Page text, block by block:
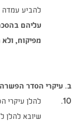
להביע עמדה
עליהם
מפיקוח,
ב. עיקרי הסדר הפשרה
10.
להלן עיקרי
שיובא להלן